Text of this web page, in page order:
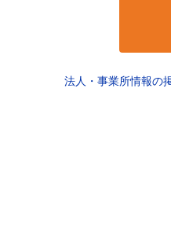
法人・事業所情報の